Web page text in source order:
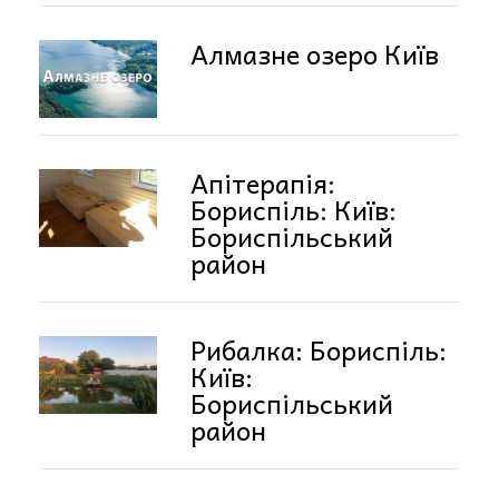
Алмазне озеро Київ
Апітерапія:
Бориспіль: Київ:
Бориспільський
район
Рибалка: Бориспіль:
Київ:
Бориспільський
район